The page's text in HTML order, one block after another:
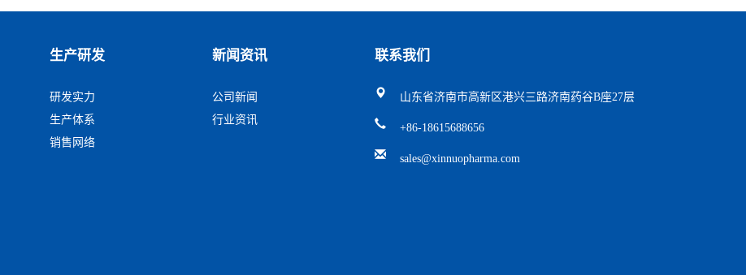
生产研发
研发实力
生产体系
销售网络
新闻资讯
公司新闻
行业资讯
联系我们
山东省济南市高新区港兴三路济南药谷B座27层
+86-18615688656
sales@xinnuopharma.com